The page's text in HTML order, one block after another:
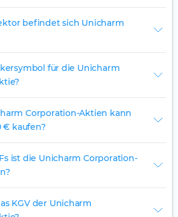
befindet sich Unicharm
für die Unicharm
Corporation-Aktien kann
€ kaufen?
ist die Unicharm Corporation-
KGV der Unicharm